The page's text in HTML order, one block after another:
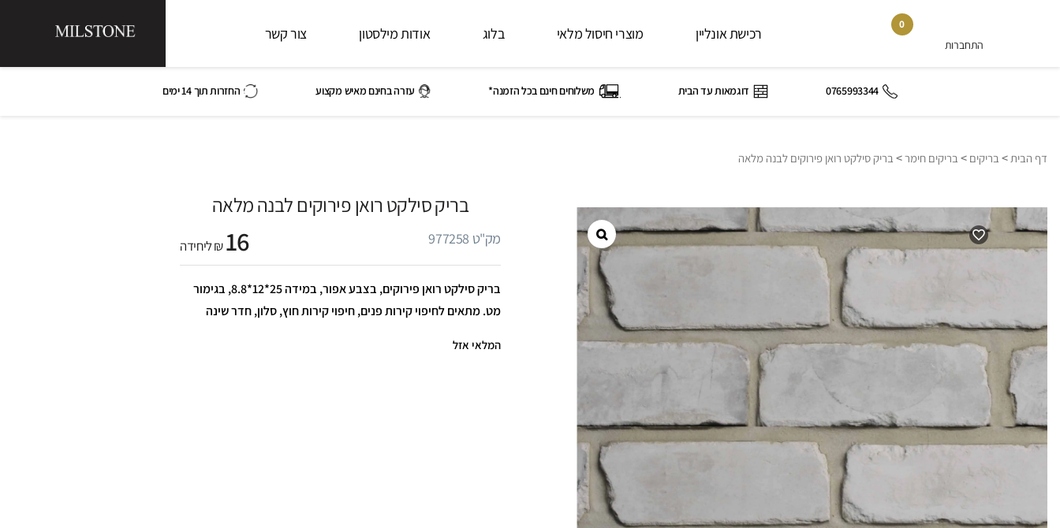
התחברות
0
רכישת אונליין מוצרי חיסול מלאי בלוג אודות מילסטון צור קשר
0765993344 דוגמאות עד הבית משלוחים חינם בכל הזמנה* עזרה בחינם מאיש מקצוע החזרות תוך 14 ימים
דף הבית> בריקים > בריקים חימר> בריק סילקט רואן פירוקים לבנה מלאה
בריק סילקט רואן פירוקים לבנה מלאה
מק"ט 977258 16₪ ליחידה
בריק סילקט רואן פירוקים, בצבע אפור, במידה 25*12*8.8, בגימור
מט. מתאים לחיפוי קירות פנים, חיפוי קירות חוץ, סלון, חדר שינה
המלאי אזל